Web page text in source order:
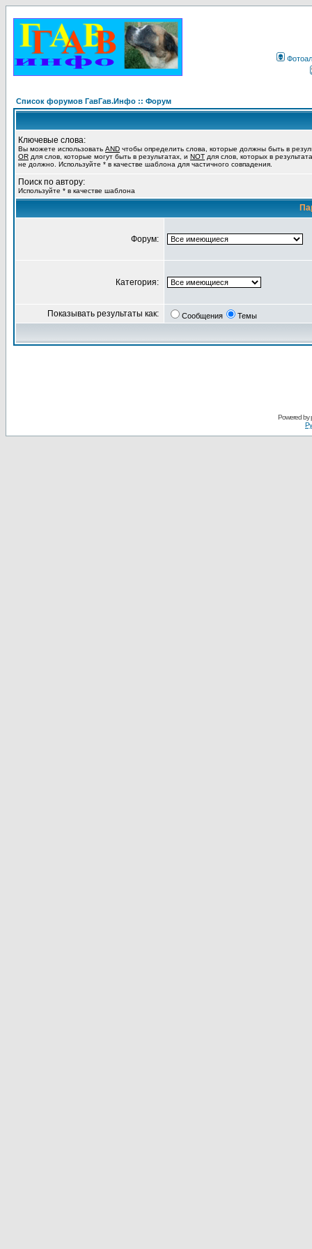
Список форумов ГавГав.Инфо :: Форум
Ключевые слова:
Вы можете использовать AND чтобы определить слова, которые должны быть в
OR для слов, которые могут быть в результатах, и NOT для слов, которых в
не должно. Используйте * в качестве шаблона для частичного совпадения.
Поиск по автору:
Используйте * в качестве шаблона
Форум:
Категория:
Показывать результаты как: Сообщения Темы
Powered by